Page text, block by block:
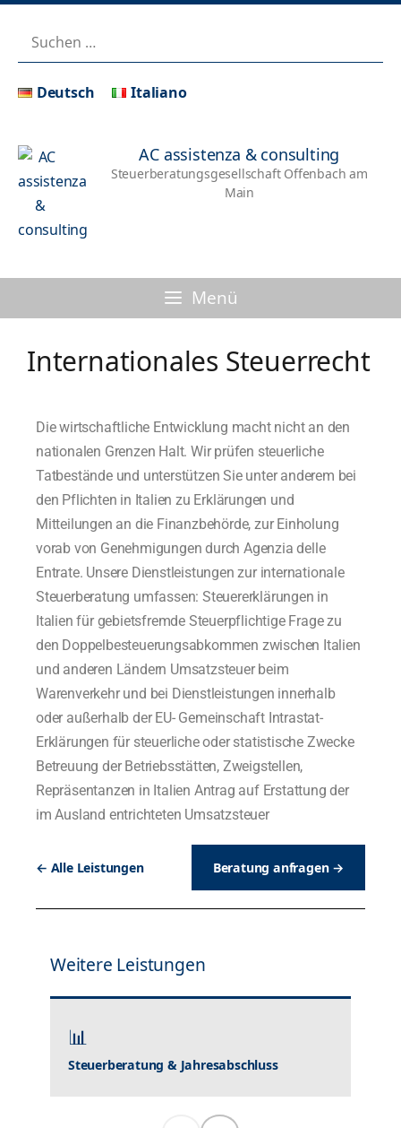
Deutsch Italiano
AC assistenza & consulting
Steuerberatungsgesellschaft Offenbach am
Main
Menü
Internationales Steuerrecht
Die wirtschaftliche Entwicklung macht nicht an den
nationalen Grenzen Halt. Wir prüfen steuerliche
Tatbestände und unterstützen Sie unter anderem bei
den Pflichten in Italien zu Erklärungen und
Mitteilungen an die Finanzbehörde, zur Einholung
vorab von Genehmigungen durch Agenzia delle
Entrate. Unsere Dienstleistungen zur internationale
Steuerberatung umfassen: Steuererklärungen in
Italien für gebietsfremde Steuerpflichtige Frage zu
den Doppelbesteuerungsabkommen zwischen Italien
und anderen Ländern Umsatzsteuer beim
Warenverkehr und bei Dienstleistungen innerhalb
oder außerhalb der EU- Gemeinschaft Intrastat-
Erklärungen für steuerliche oder statistische Zwecke
Betreuung der Betriebsstätten, Zweigstellen,
Repräsentanzen in Italien Antrag auf Erstattung der
im Ausland entrichteten Umsatzsteuer
← Alle Leistungen Beratung anfragen →
Weitere Leistungen
📊
Steuerberatung & Jahresabschluss